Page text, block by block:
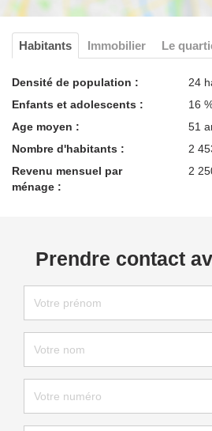
Habitants Immobilier Le
Densité de population :
24
Enfants et adolescents :
16
Age moyen :
51
Nombre d'habitants :
2
Revenu mensuel par
ménage :
2
Prendre contact